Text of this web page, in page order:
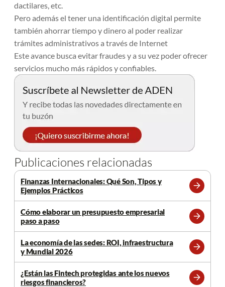
dactilares, etc.
Pero además el tener una identificación digital permite
también ahorrar tiempo y dinero al poder realizar
trámites administrativos a través de Internet
Este avance busca evitar fraudes y a su vez poder ofrecer
servicios mucho más rápidos y confiables.
Publicaciones relacionadas
Finanzas Internacionales: Qué Son, Tipos y
Ejemplos Prácticos
Leer
más
Cómo elaborar un presupuesto empresarial
paso a paso
Leer
más
La economía de las sedes: ROI, infraestructura
y Mundial 2026
Leer
más
¿Están las Fintech protegidas ante los nuevos
riesgos financieros?
Leer